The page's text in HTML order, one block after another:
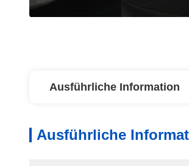
Ausführliche Information
Ausführliche